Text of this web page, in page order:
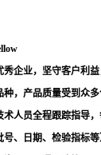
秀企业，坚守客户利
，产品质量受到众多
人员全程跟踪指导
号、日期、检验指标